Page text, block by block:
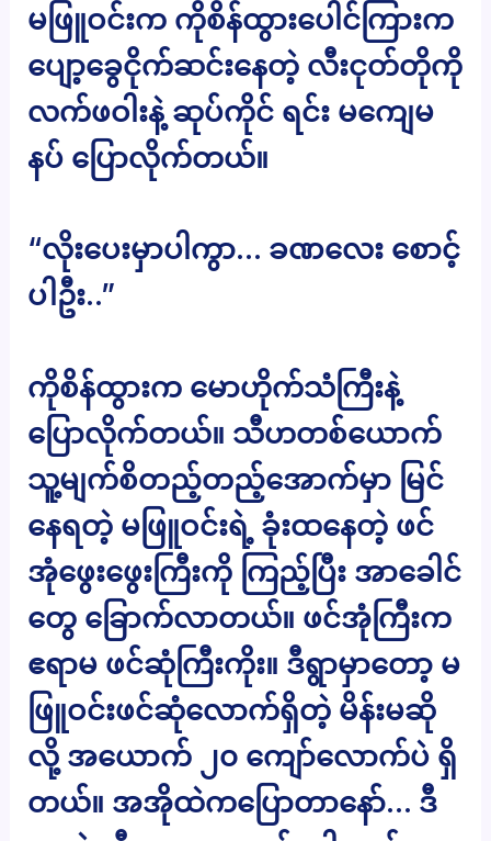
မဖြူဝင်းက ကိုစိန်ထွားပေါင်ကြားက
ပျော့ခွေငိုက်ဆင်းနေတဲ့ လီးငုတ်တိုကို
လက်ဖဝါးနဲ့ ဆုပ်ကိုင် ရင်း မကျေမ
နပ် ပြောလိုက်တယ်။
“လိုးပေးမှာပါကွာ… ခဏလေး စောင့်
ပါဦး..”
ကိုစိန်ထွားက မောဟိုက်သံကြီးနဲ့
ပြောလိုက်တယ်။ သီဟတစ်ယောက်
သူ့မျက်စိတည့်တည့်အောက်မှာ မြင်
နေရတဲ့ မဖြူဝင်းရဲ့ ခုံးထနေတဲ့ ဖင်
အုံဖွေးဖွေးကြီးကို ကြည့်ပြီး အာခေါင်
တွေ ခြောက်လာတယ်။ ဖင်အုံကြီးက
ဧရာမ ဖင်ဆုံကြီးကိုး။ ဒီရွာမှာတော့ မ
ဖြူဝင်းဖင်ဆုံလောက်ရှိတဲ့ မိန်းမဆို
လို့ အယောက် ၂၀ ကျော်လောက်ပဲ ရှိ
တယ်။ အအိုထဲကပြောတာနော်… ဒီ